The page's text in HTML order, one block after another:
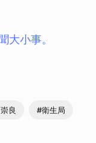
大小事。
良 #衛生局